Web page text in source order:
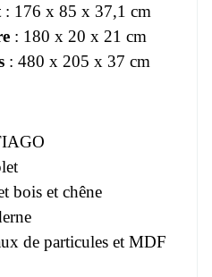
: 176 x 85 x 37,1 cm
: 180 x 20 x 21 cm
: 480 x 205 x 37 cm
bois et chêne
de particules et MDF